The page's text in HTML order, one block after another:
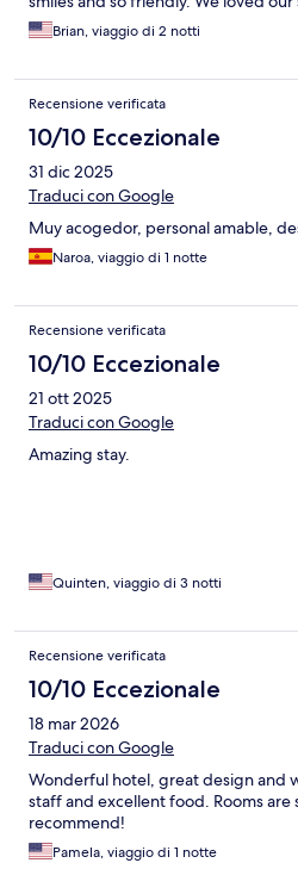
Brian, viaggio di 2 notti
Recensione verificata
10/10 Eccezionale
31 dic 2025
Traduci con Google
Muy acogedor, personal amable,
Naroa, viaggio di 1 notte
Recensione verificata
10/10 Eccezionale
21 ott 2025
Traduci con Google
Amazing stay.
Quinten, viaggio di 3 notti
Recensione verificata
10/10 Eccezionale
18 mar 2026
Traduci con Google
Wonderful hotel, great design and
staff and excellent food. Rooms
recommend!
Pamela, viaggio di 1 notte